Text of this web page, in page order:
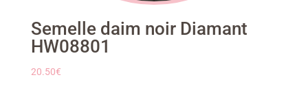
Semelle daim noir Diamant
HW08801
20.50€